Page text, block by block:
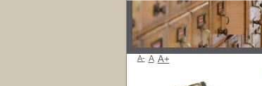
A- A A+